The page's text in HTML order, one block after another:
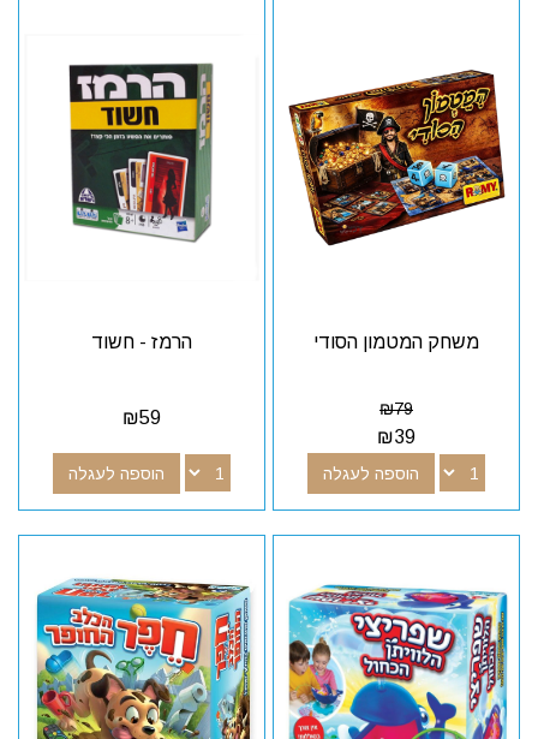
משחק המטמון הסודי
₪79
₪39
הוספה לעגלה
הרמז - חשוד
₪59
הוספה לעגלה